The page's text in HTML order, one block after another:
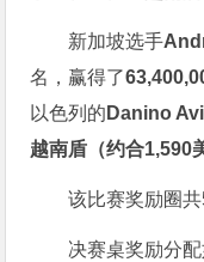
新加坡选手
名，赢得了
以色列的 Danino
越南盾（约合1,590
该比赛奖励圈共
决赛桌奖励分配